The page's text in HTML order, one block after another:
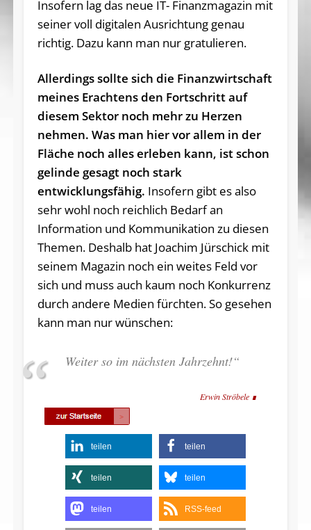
Insofern lag das neue IT- Finanzmagazin mit
seiner voll digitalen Ausrichtung genau
richtig. Dazu kann man nur gratulieren.
Allerdings sollte sich die Finanzwirtschaft
meines Erachtens den Fortschritt auf
diesem Sektor noch mehr zu Herzen
nehmen. Was man hier vor allem in der
Fläche noch alles erleben kann, ist schon
gelinde gesagt noch stark
entwicklungsfähig. Insofern gibt es also
sehr wohl noch reichlich Bedarf an
Information und Kommunikation zu diesen
Themen. Deshalb hat Joachim Jürschick mit
seinem Magazin noch ein weites Feld vor
sich und muss auch kaum noch Konkurrenz
durch andere Medien fürchten. So gesehen
kann man nur wünschen:
Weiter so im nächsten Jahrzehnt!“
Erwin Ströbele
teilen teilen
teilen teilen
teilen RSS-feed